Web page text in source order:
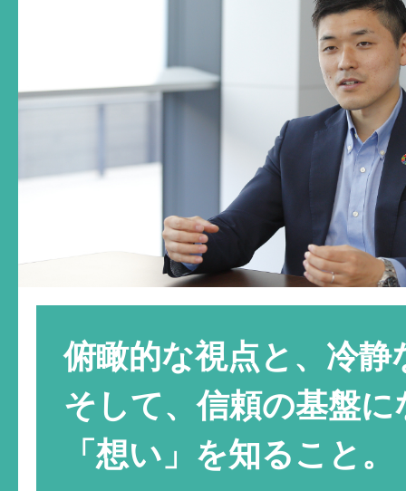
俯瞰的な視点と、冷静
そして、信頼の基盤に
「想い」を知ること。